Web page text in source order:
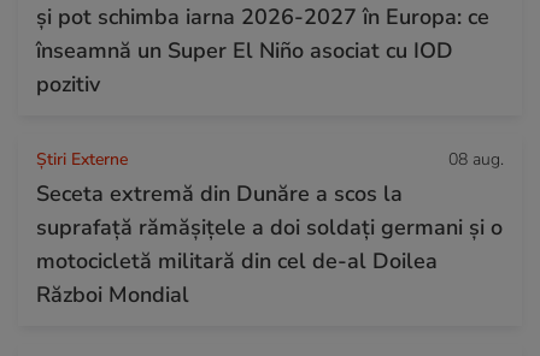
și pot schimba iarna 2026-2027 în Europa: ce
înseamnă un Super El Niño asociat cu IOD
pozitiv
Știri Externe 08 aug.
Seceta extremă din Dunăre a scos la
suprafață rămășițele a doi soldați germani și o
motocicletă militară din cel de-al Doilea
Război Mondial